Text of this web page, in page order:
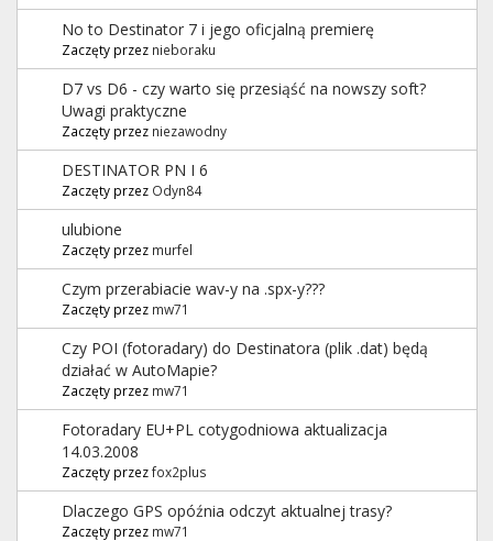
No to Destinator 7 i jego oficjalną premierę
Zaczęty przez nieboraku
D7 vs D6 - czy warto się przesiąść na nowszy soft?
Uwagi praktyczne
Zaczęty przez niezawodny
DESTINATOR PN I 6
Zaczęty przez Odyn84
ulubione
Zaczęty przez murfel
Czym przerabiacie wav-y na .spx-y???
Zaczęty przez mw71
Czy POI (fotoradary) do Destinatora (plik .dat) będą
działać w AutoMapie?
Zaczęty przez mw71
Fotoradary EU+PL cotygodniowa aktualizacja
14.03.2008
Zaczęty przezfox2plus
Dlaczego GPS opóźnia odczyt aktualnej trasy?
Zaczęty przez mw71